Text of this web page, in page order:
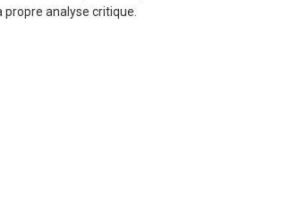
propre analyse critique.